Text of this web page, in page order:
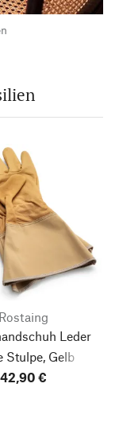
Rostaing
Leder
Stulpe, Gelb
42,90 €